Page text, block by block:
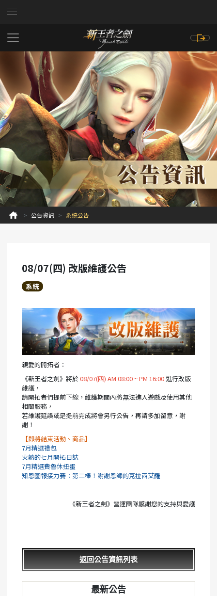
公告資訊 系統公告
08/07(四) 改版維護公告
系統
親愛的開拓者：
《新王者之劍》將於08/07(四) AM 08:00 ~ PM 16:00進行改版
維護，
請開拓者們提前下線，維護期間內將無法進入遊戲及使用其他
相關服務，
若維護延誤或是提前完成將會另行公告，再請多加留意，謝
謝！
【即將結束活動、商品】
7月精選禮包
火熱的七月開拓日誌
7月精選費魯休扭蛋
知恩圖報接力賽：第二棒！謝謝恩師的克拉西艾羅
《新王者之劍》營運團隊感謝您的支持與愛護
返回公告資訊列表
最新公告